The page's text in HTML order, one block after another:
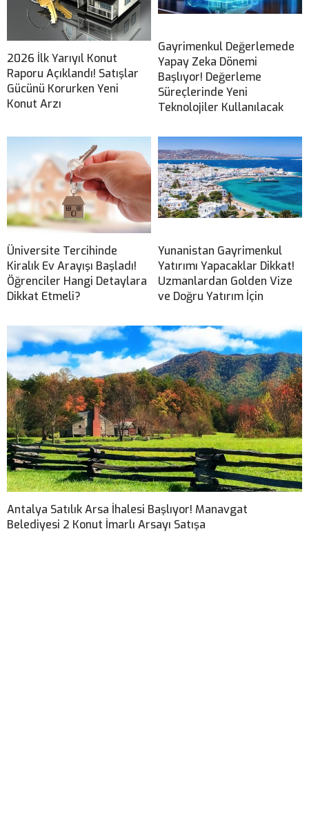
2026 İlk Yarıyıl Konut
Raporu Açıklandı! Satışlar
Gücünü Korurken Yeni
Konut Arzı
Gayrimenkul Değerlemede
Yapay Zeka Dönemi
Başlıyor! Değerleme
Süreçlerinde Yeni
Teknolojiler Kullanılacak
Üniversite Tercihinde
Kiralık Ev Arayışı Başladı!
Öğrenciler Hangi Detaylara
Dikkat Etmeli?
Yunanistan Gayrimenkul
Yatırımı Yapacaklar Dikkat!
Uzmanlardan Golden Vize
ve Doğru Yatırım İçin
Antalya Satılık Arsa İhalesi Başlıyor! Manavgat
Belediyesi 2 Konut İmarlı Arsayı Satışa